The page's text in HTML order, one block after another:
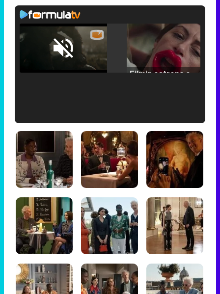
Unmute /
'120 Minutos' celebra sus 2.000 programas en Telemadrid con un vídeo del día a día en la redacción
Tráiler de '33 días', la nueva serie de Atresplayer con Julián Villagrán y José Manuel Poga
Tráiler en catalán de 'Ravalear', la nueva serie de HBO Max sobre los fondos buitre